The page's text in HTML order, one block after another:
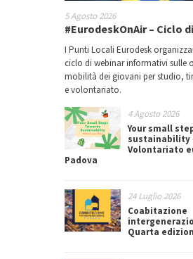
5 Agosto 2026
#EurodeskOnAir – Ciclo
I Punti Locali Eurodesk
ciclo di webinar informativi sulle
mobilità dei giovani per studio,
e volontariato.
4 Agosto 2026
Your small
sustainability
Volontariato
Padova
24 Luglio 2026
Coabitazione
Quarta